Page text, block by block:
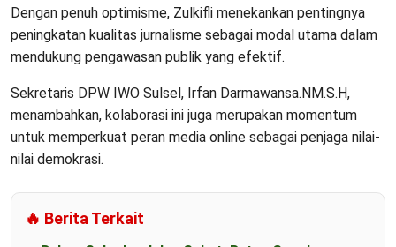
Dengan penuh optimisme, Zulkifli menekankan pentingnya
peningkatan kualitas jurnalisme sebagai modal utama dalam
mendukung pengawasan publik yang efektif.
Sekretaris DPW IWO Sulsel, Irfan Darmawansa.NM.S.H,
menambahkan, kolaborasi ini juga merupakan momentum
untuk memperkuat peran media online sebagai penjaga nilai-
nilai demokrasi.
🔥 Berita Terkait